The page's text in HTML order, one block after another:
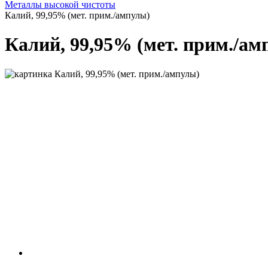
Металлы высокой чистоты
Калий, 99,95% (мет. прим./ампулы)
Калий, 99,95% (мет. прим./